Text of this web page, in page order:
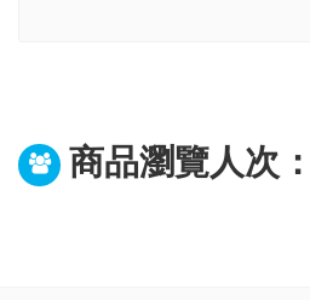
商品瀏覽人次：